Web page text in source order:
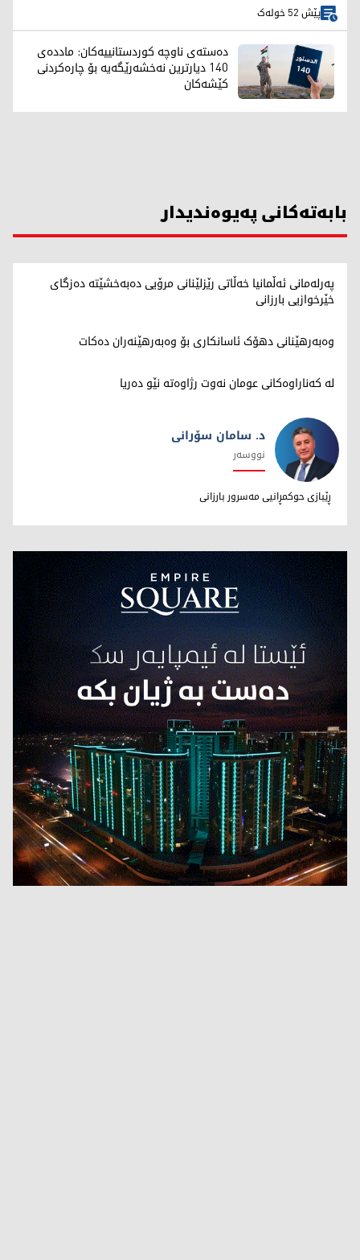
پێش 52 خولەک
دەستەی ناوچە کوردستانییەکان: ماددەی
140 دیارترین نەخشەرێگەیە بۆ چارەکردنی
کێشەکان
بابەتەکانی پەیوەندیدار
پەرلەمانی ئەڵمانیا خەڵاتی رێزلێنانی مرۆیی دەبەخشێتە دەزگای
خێرخوازیی بارزانی
وەبەرهێنانی دهۆک ئاسانکاری بۆ وەبەرهێنەران دەکات
لە کەناراوەکانی عومان نەوت رژاوەته‌ نێو ده‌ریا
د. سامان سۆرانی
د. سامان سۆرانی
نووسەر
ڕێبازی حوکمڕانیی مەسرور بارزانی